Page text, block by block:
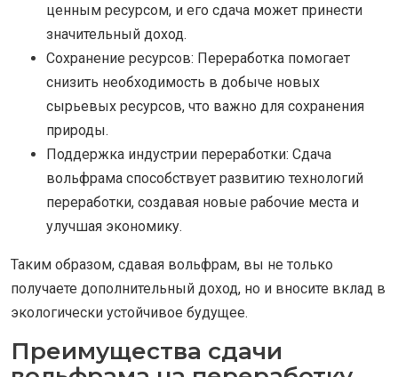
ценным ресурсом, и его сдача может принести
значительный доход.
Сохранение ресурсов: Переработка помогает
снизить необходимость в добыче новых
сырьевых ресурсов, что важно для сохранения
природы.
Поддержка индустрии переработки: Сдача
вольфрама способствует развитию технологий
переработки, создавая новые рабочие места и
улучшая экономику.
Таким образом, сдавая вольфрам, вы не только
получаете дополнительный доход, но и вносите вклад в
экологически устойчивое будущее.
Преимущества сдачи